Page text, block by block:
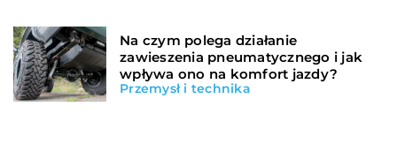
Na czym polega działanie
zawieszenia pneumatycznego i jak
wpływa ono na komfort jazdy?
Przemysł i technika